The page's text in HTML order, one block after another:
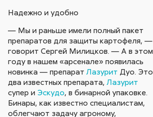
Надежно и удобно
— Мы и раньше имели полный пакет
препаратов для защиты картофеля, —
говорит Сергей Милицков. — А в этом
году в нашем «арсенале» появилась
новинка — препаратЛазурит Дуо. Это
два известных препарата,Лазурит
супер и Эскудо, в бинарной упаковке.
Бинары, как известно специалистам,
облегчают задачу агроному,